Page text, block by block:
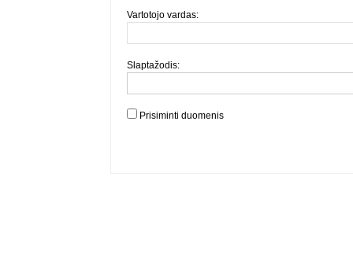
Vartotojo vardas:
Slaptažodis:
Prisiminti duomenis